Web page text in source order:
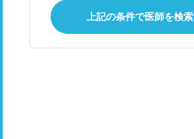
上記の条件で医師を検索